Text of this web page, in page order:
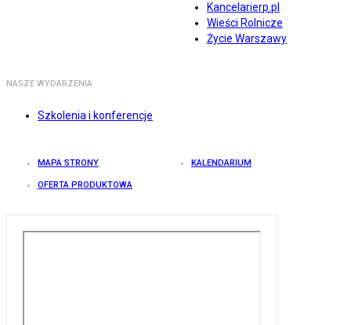
Kancelarierp.pl
Wieści Rolnicze
Życie Warszawy
NASZE WYDARZENIA
Szkolenia i konferencje
MAPA STRONY KALENDARIUM
OFERTA PRODUKTOWA